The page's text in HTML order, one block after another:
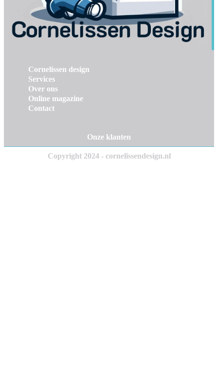
Cornelissen design
Services
Over ons
Online magazine
Contact
Onze klanten
Copyright 2024 - cornelissendesign.nl